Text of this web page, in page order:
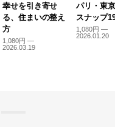
幸せを引き寄せ
る、住まいの整え
方
1,080円 —
2026.03.19
パリ・東
スナップ
1,080円 —
2026.01.20